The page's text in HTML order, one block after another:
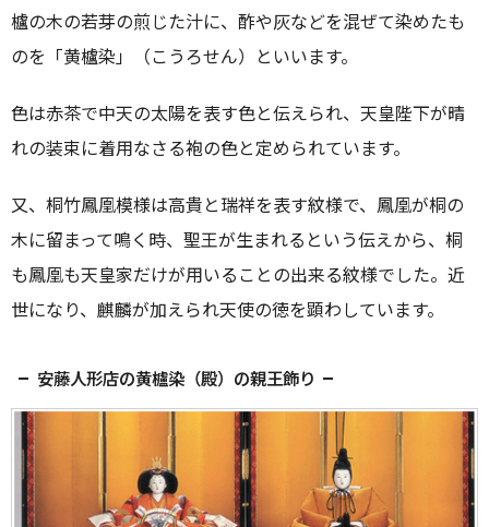
櫨の木の若芽の煎じた汁に、酢や灰などを混ぜて染めたも
のを「黄櫨染」（こうろせん）といいます。
色は赤茶で中天の太陽を表す色と伝えられ、天皇陛下が晴
れの装束に着用なさる袍の色と定められています。
又、桐竹鳳凰模様は高貴と瑞祥を表す紋様で、鳳凰が桐の
木に留まって鳴く時、聖王が生まれるという伝えから、桐
も鳳凰も天皇家だけが用いることの出来る紋様でした。近
世になり、麒麟が加えられ天使の徳を顕わしています。
安藤人形店の黄櫨染（殿）の親王飾り